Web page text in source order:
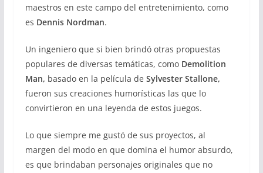
maestros en este campo del entretenimiento, como
es Dennis Nordman.
Un ingeniero que si bien brindó otras propuestas
populares de diversas temáticas, como Demolition
Man, basado en la película de Sylvester Stallone,
fueron sus creaciones humorísticas las que lo
convirtieron en una leyenda de estos juegos.
Lo que siempre me gustó de sus proyectos, al
margen del modo en que domina el humor absurdo,
es que brindaban personajes originales que no